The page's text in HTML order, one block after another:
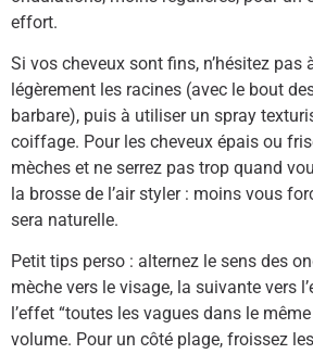
effort.
Si vos cheveux sont fins, n’hésitez pas
légèrement les racines (avec le bout
barbare), puis à utiliser un spray
coiffage. Pour les cheveux épais ou
mèches et ne serrez pas trop quand
la brosse de l’air styler : moins vous
sera naturelle.
Petit tips perso : alternez le sens des
mèche vers le visage, la suivante vers
l’effet “toutes les vagues dans le
volume. Pour un côté plage, froissez